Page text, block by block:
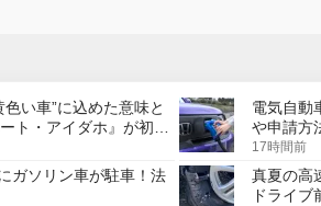
い車”に込めた意味と
ト・アイダホ』が初の
電気自動
や申請方
17時間前
ガソリン車が駐車！法
真夏の高
ドライ